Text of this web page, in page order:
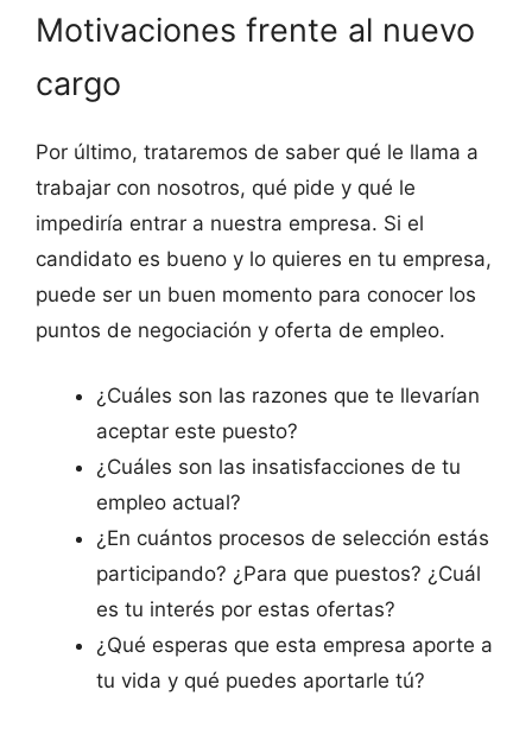
Motivaciones frente al nuevo
cargo
Por último, trataremos de saber qué le llama a
trabajar con nosotros, qué pide y qué le
impediría entrar a nuestra empresa. Si el
candidato es bueno y lo quieres en tu empresa,
puede ser un buen momento para conocer los
puntos de negociación y oferta de empleo.
¿Cuáles son las razones que te llevarían
aceptar este puesto?
¿Cuáles son las insatisfacciones de tu
empleo actual?
¿En cuántos procesos de selección estás
participando? ¿Para que puestos? ¿Cuál
es tu interés por estas ofertas?
¿Qué esperas que esta empresa aporte a
tu vida y qué puedes aportarle tú?